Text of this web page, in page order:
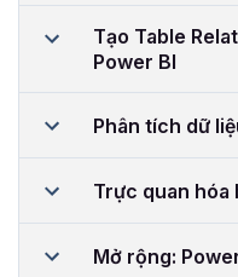
Tạo Table
Power BI
Phân tích dữ
Trực quan hóa
Mở rộng: